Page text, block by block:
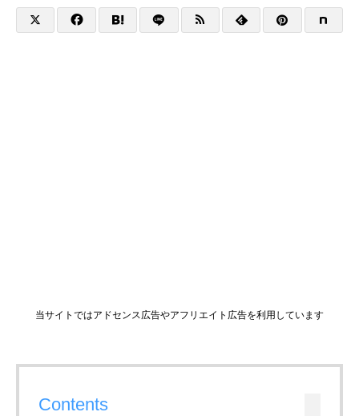
当サイトではアドセンス広告やアフリエイト広告を利用しています
Contents